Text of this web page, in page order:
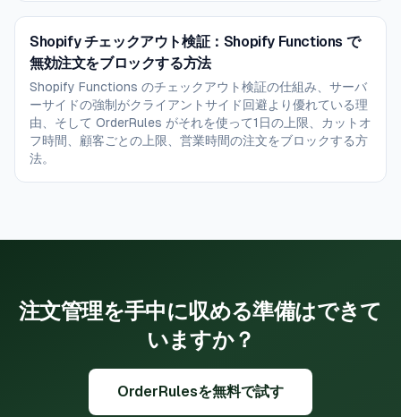
Shopify チェックアウト検証：Shopify Functions で
無効注文をブロックする方法
Shopify Functions のチェックアウト検証の仕組み、サーバ
ーサイドの強制がクライアントサイド回避より優れている理
由、そして OrderRules がそれを使って1日の上限、カットオ
フ時間、顧客ごとの上限、営業時間の注文をブロックする方
法。
注文管理を手中に収める準備はできて
いますか？
OrderRulesを無料で試す